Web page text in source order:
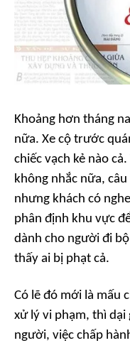
Khoảng hơn tháng
nữa. Xe cộ trước
chiếc vạch kẻ nào
không nhắc nữa,
nhưng khách có
phân định khu vực
dành cho người đi
thấy ai bị phạt cả.
Có lẽ đó mới là mấu
xử lý vi phạm, thì dại
người, việc chấp